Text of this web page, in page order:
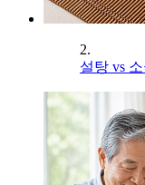
2.
설탕 vs